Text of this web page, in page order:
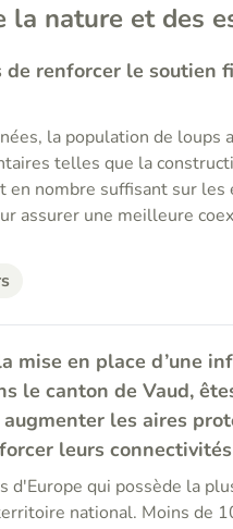
la nature et des
de renforcer le soutien
la population de loups
telles que la
en nombre suffisant sur
assurer une meilleure
mise en place d’une
le canton de Vaud,
les aires
leurs
d'Europe qui possède la
national. Moins de